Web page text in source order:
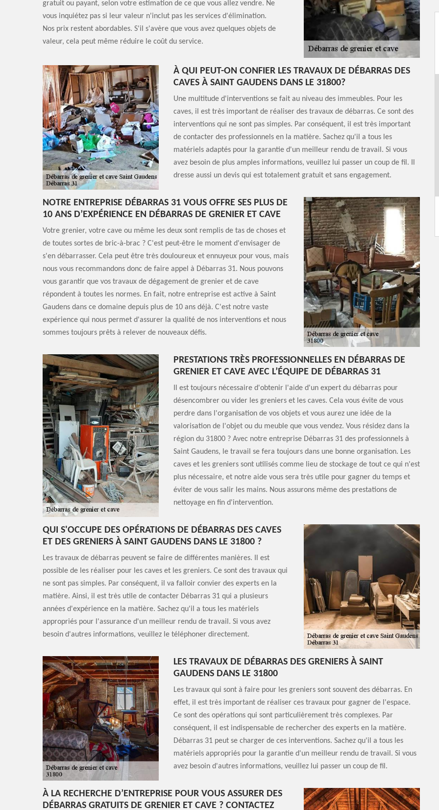
gratuit ou payant, selon votre estimation de ce que vous allez vendre. Ne
vous inquiétez pas si leur valeur n'inclut pas les services d'élimination.
Nos prix restent abordables. S'il s'avère que vous avez quelques objets de
valeur, cela peut même réduire le coût du service.
À QUI PEUT-ON CONFIER LES TRAVAUX DE DÉBARRAS DES
CAVES À SAINT GAUDENS DANS LE 31800?
Une multitude d'interventions se fait au niveau des immeubles. Pour les
caves, il est très important de réaliser des travaux de débarras. Ce sont des
interventions qui ne sont pas simples. Par conséquent, il est très important
de contacter des professionnels en la matière. Sachez qu'il a tous les
matériels adaptés pour la garantie d'un meilleur rendu de travail. Si vous
avez besoin de plus amples informations, veuillez lui passer un coup de fil. Il
dresse aussi un devis qui est totalement gratuit et sans engagement.
NOTRE ENTREPRISE DÉBARRAS 31 VOUS OFFRE SES PLUS DE
10 ANS D’EXPÉRIENCE EN DÉBARRAS DE GRENIER ET CAVE
Votre grenier, votre cave ou même les deux sont remplis de tas de choses et
de toutes sortes de bric-à-brac ? C'est peut-être le moment d'envisager de
s'en débarrasser. Cela peut être très douloureux et ennuyeux pour vous, mais
nous vous recommandons donc de faire appel à Débarras 31. Nous pouvons
vous garantir que vos travaux de dégagement de grenier et de cave
répondent à toutes les normes. En fait, notre entreprise est active à Saint
Gaudens dans ce domaine depuis plus de 10 ans déjà. C'est notre vaste
expérience qui nous permet d'assurer la qualité de nos interventions et nous
sommes toujours prêts à relever de nouveaux défis.
PRESTATIONS TRÈS PROFESSIONNELLES EN DÉBARRAS DE
GRENIER ET CAVE AVEC L’ÉQUIPE DE DÉBARRAS 31
Il est toujours nécessaire d'obtenir l'aide d'un expert du débarras pour
désencombrer ou vider les greniers et les caves. Cela vous évite de vous
perdre dans l'organisation de vos objets et vous aurez une idée de la
valorisation de l'objet ou du meuble que vous vendez. Vous résidez dans la
région du 31800 ? Avec notre entreprise Débarras 31 des professionnels à
Saint Gaudens, le travail se fera toujours dans une bonne organisation. Les
caves et les greniers sont utilisés comme lieu de stockage de tout ce qui n'est
plus nécessaire, et notre aide vous sera très utile pour gagner du temps et
éviter de vous salir les mains. Nous assurons même des prestations de
nettoyage en fin d'intervention.
QUI S'OCCUPE DES OPÉRATIONS DE DÉBARRAS DES CAVES
ET DES GRENIERS À SAINT GAUDENS DANS LE 31800 ?
Les travaux de débarras peuvent se faire de différentes manières. Il est
possible de les réaliser pour les caves et les greniers. Ce sont des travaux qui
ne sont pas simples. Par conséquent, il va falloir convier des experts en la
matière. Ainsi, il est très utile de contacter Débarras 31 qui a plusieurs
années d'expérience en la matière. Sachez qu'il a tous les matériels
appropriés pour l'assurance d'un meilleur rendu de travail. Si vous avez
besoin d'autres informations, veuillez le téléphoner directement.
LES TRAVAUX DE DÉBARRAS DES GRENIERS À SAINT
GAUDENS DANS LE 31800
Les travaux qui sont à faire pour les greniers sont souvent des débarras. En
effet, il est très important de réaliser ces travaux pour gagner de l'espace.
Ce sont des opérations qui sont particulièrement très complexes. Par
conséquent, il est indispensable de rechercher des experts en la matière.
Débarras 31 peut se charger de ces interventions. Sachez qu'il a tous les
matériels appropriés pour la garantie d'un meilleur rendu de travail. Si vous
avez besoin d'autres informations, veuillez lui passer un coup de fil.
À LA RECHERCHE D’ENTREPRISE POUR VOUS ASSURER DES
DÉBARRAS GRATUITS DE GRENIER ET CAVE ? CONTACTEZ